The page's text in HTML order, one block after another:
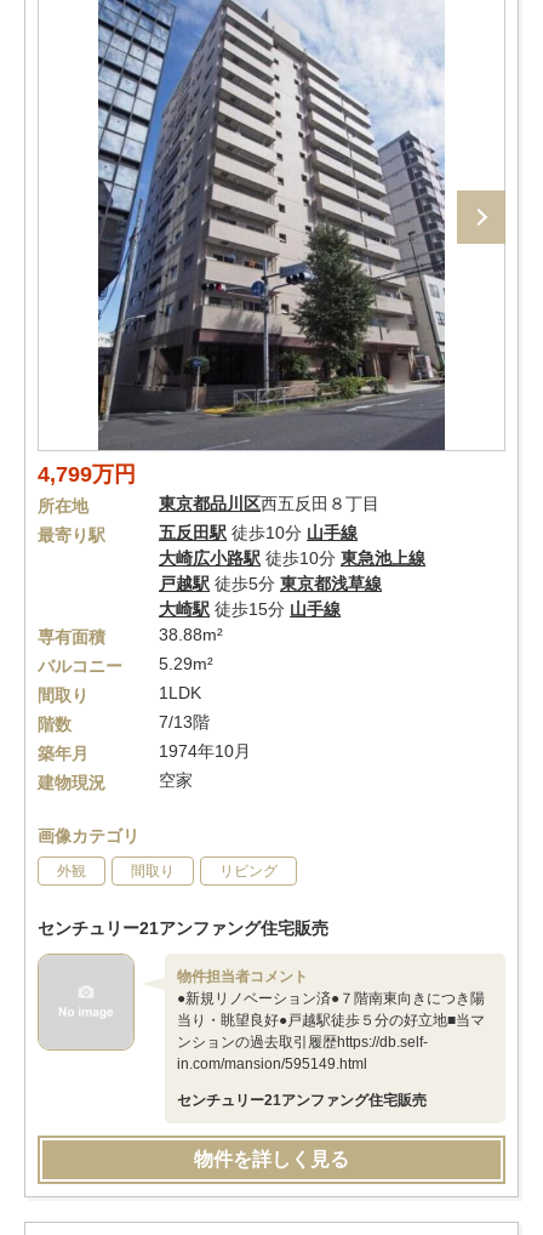
4,799万円
所在地 東京都品川区西五反田８丁目
最寄り駅
五反田駅 徒歩10分 山手線
大崎広小路駅 徒歩10分 東急池上線
戸越駅 徒歩5分 東京都浅草線
大崎駅 徒歩15分 山手線
専有面積
38.88m²
バルコニー
5.29m²
間取り
1LDK
階数
7/13階
築年月
1974年10月
建物現況
空家
画像カテゴリ
外観 間取り リビング
センチュリー21アンファング住宅販売
物件担当者コメント
●新規リノベーション済●７階南東向きにつき陽
当り・眺望良好●戸越駅徒歩５分の好立地■当マ
ンションの過去取引履歴https://db.self-
in.com/mansion/595149.html
センチュリー21アンファング住宅販売
物件を詳しく見る